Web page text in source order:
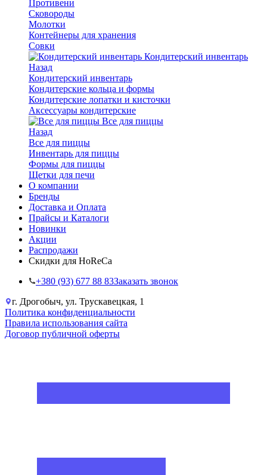
Противени
Сковороды
Молотки
Контейнеры для хранения
Совки
Кондитерский инвентарь
Назад
Кондитерский инвентарь
Кондитерские кольца и формы
Кондитерские лопатки и кисточки
Аксессуары кондитерские
Все для пиццы
Назад
Все для пиццы
Инвентарь для пиццы
Формы для пиццы
Щетки для печи
О компании
Бренды
Доставка и Оплата
Прайсы и Каталоги
Новинки
Акции
Распродажи
Скидки для HoReCa
+38‎0 (93) 677 88 83Заказать звонок
г. Дрогобыч, ул. Трускавецкая, 1
Политика конфиденциальности
Правила использования сайта
Договор публичной оферты